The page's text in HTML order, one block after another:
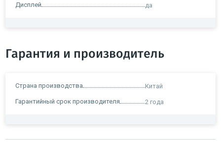
Дисплей да
Гарантия и производитель
Страна производства Китай
Гарантийный срок производителя 2 года